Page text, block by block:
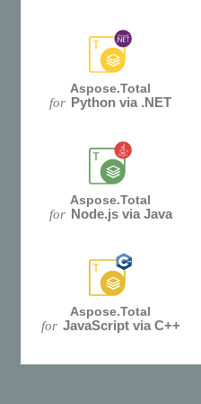
Aspose.Total
for Python via .NET
Aspose.Total
for Node.js via Java
Aspose.Total
for JavaScript via C++